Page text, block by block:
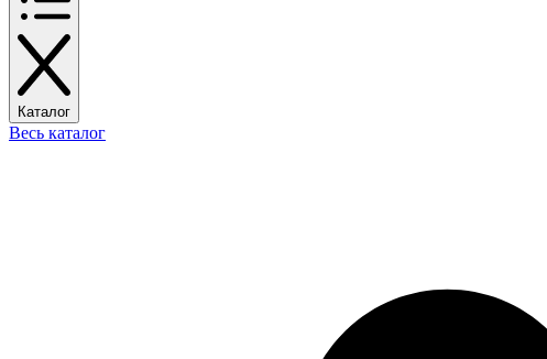
Каталог
Весь каталог